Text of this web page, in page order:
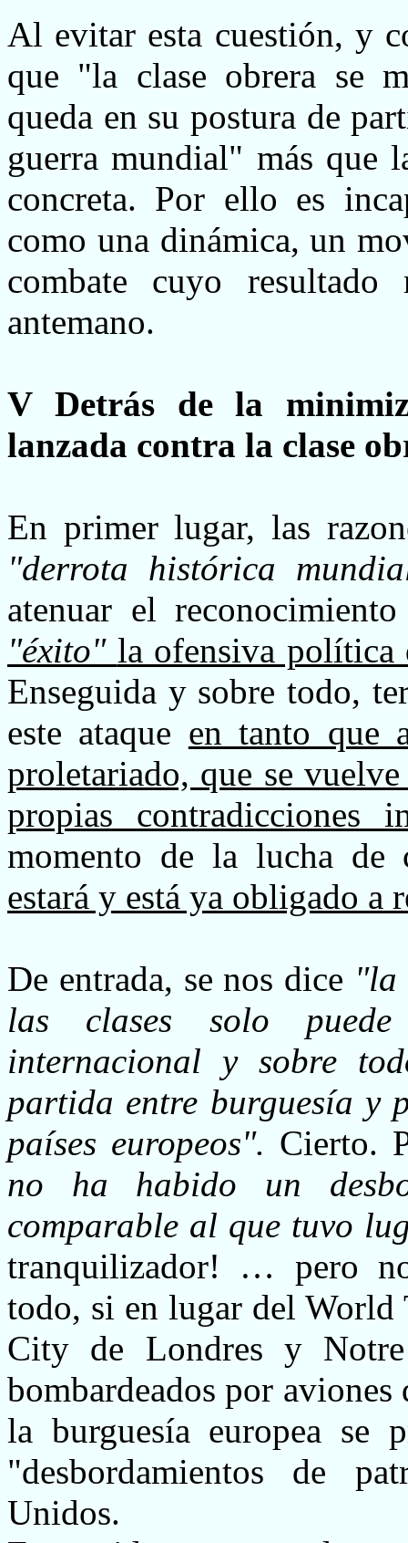
Al evitar esta cuestión, y
que "la clase obrera se
queda en su postura de
guerra mundial" más que
concreta. Por ello es
como una dinámica, un
combate cuyo
antemano.
V Detrás de la
lanzada contra la clase
En primer lugar, las
"derrota histórica
atenuar el
"éxito" la ofensiva política
Enseguida y sobre todo,
este ataque en tanto que
proletariado, que se
propias contradicciones
momento de la lucha de
estará y está ya obligado a
De entrada, se nos dice "la
las clases solo
internacional y sobre
partida entre burguesía y
países europeos". Cierto.
no ha habido un
comparable al que tuvo
tranquilizador! … pero
todo, si en lugar del World
City de Londres y
bombardeados por
la burguesía europea se
"desbordamientos de
Unidos.